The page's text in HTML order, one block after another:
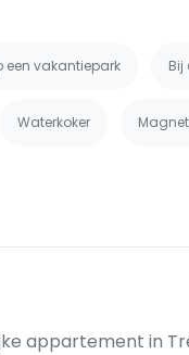
een vakantiepark Bij
Waterkoker
appartement in